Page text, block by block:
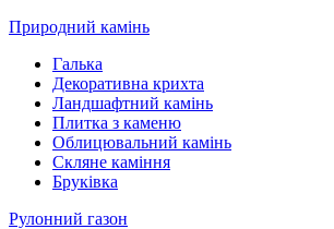
Природний камінь
Галька
Декоративна крихта
Ландшафтний камінь
Плитка з каменю
Облицювальний камінь
Скляне каміння
Бруківка
Рулонний газон